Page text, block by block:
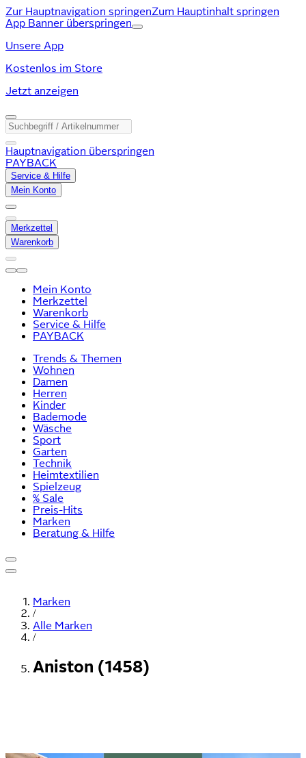
Zur Hauptnavigation springenZum Hauptinhalt springen
App Banner überspringen
Unsere App
Kostenlos im Store
Jetzt anzeigen
Hauptnavigation überspringen
PAYBACK
Service & Hilfe
Mein Konto
Merkzettel
Warenkorb
Mein Konto
Merkzettel
Warenkorb
Service & Hilfe
PAYBACK
Trends & Themen
Wohnen
Damen
Herren
Kinder
Bademode
Wäsche
Sport
Garten
Technik
Heimtextilien
Spielzeug
% Sale
Preis-Hits
Marken
Beratung & Hilfe
Marken
/
Alle Marken
/
Aniston (1458)